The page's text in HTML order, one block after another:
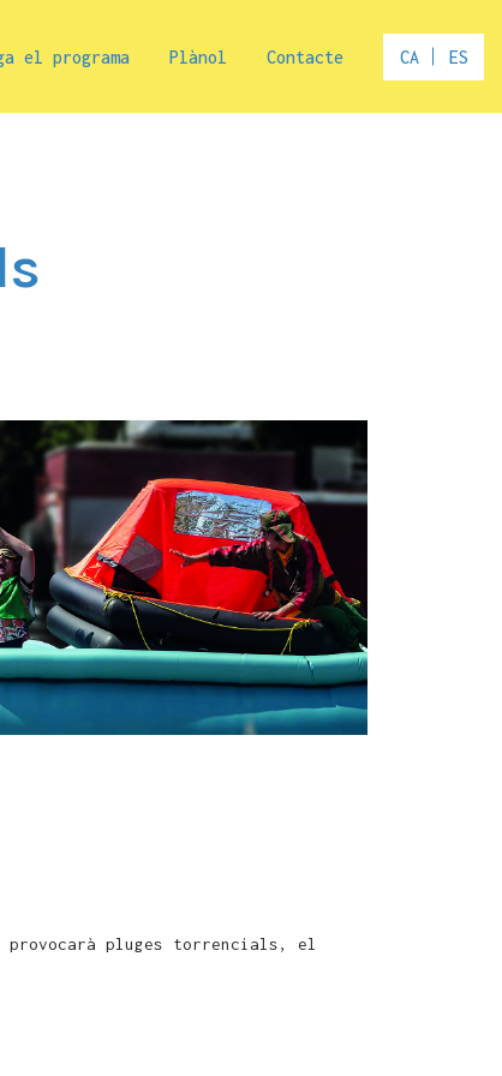
el programa Plànol Contacte CA ES
Live
pluges torrencials, el